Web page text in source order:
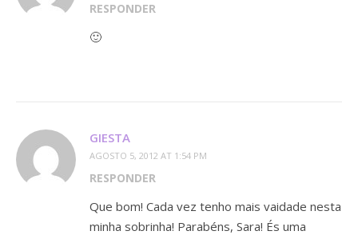
RESPONDER
🙂
GIESTA
AGOSTO 5, 2012 AT 1:54 PM
RESPONDER
Que bom! Cada vez tenho mais vaidade nesta
minha sobrinha! Parabéns, Sara! És uma